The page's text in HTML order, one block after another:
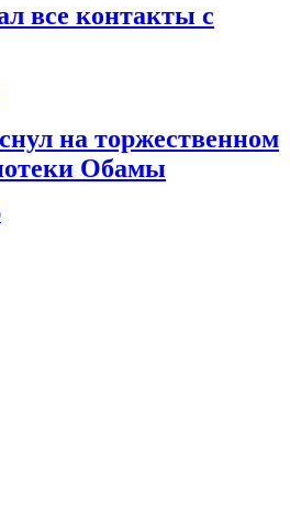
все контакты с
на торжественном
Обамы